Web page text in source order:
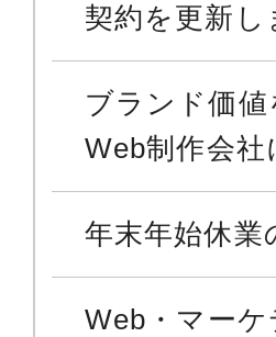
契約を更新し
ブランド価
Web制作会
年末年始休業
Web・マー